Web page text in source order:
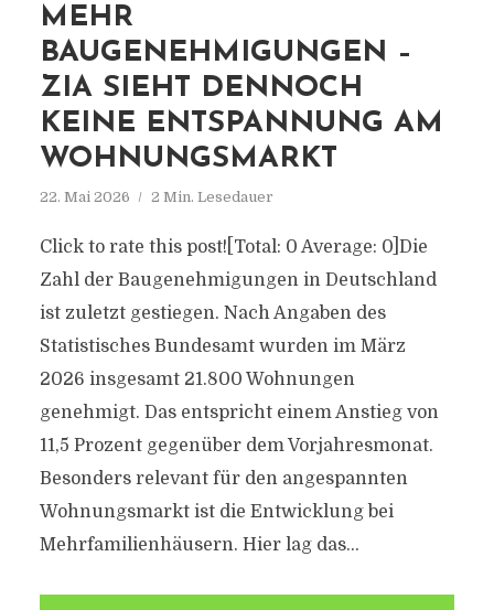
MEHR
BAUGENEHMIGUNGEN –
ZIA SIEHT DENNOCH
KEINE ENTSPANNUNG AM
WOHNUNGSMARKT
22. Mai 2026 2 Min. Lesedauer
Click to rate this post![Total: 0 Average: 0]Die
Zahl der Baugenehmigungen in Deutschland
ist zuletzt gestiegen. Nach Angaben des
Statistisches Bundesamt wurden im März
2026 insgesamt 21.800 Wohnungen
genehmigt. Das entspricht einem Anstieg von
11,5 Prozent gegenüber dem Vorjahresmonat.
Besonders relevant für den angespannten
Wohnungsmarkt ist die Entwicklung bei
Mehrfamilienhäusern. Hier lag das...